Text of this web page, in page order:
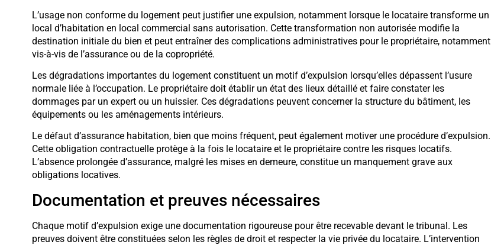
L’usage non conforme du logement peut justifier une expulsion, notamment lorsque le locataire transforme un
local d’habitation en local commercial sans autorisation. Cette transformation non autorisée modifie la
destination initiale du bien et peut entraîner des complications administratives pour le propriétaire, notamment
vis-à-vis de l’assurance ou de la copropriété.
Les dégradations importantes du logement constituent un motif d’expulsion lorsqu’elles dépassent l’usure
normale liée à l’occupation. Le propriétaire doit établir un état des lieux détaillé et faire constater les
dommages par un expert ou un huissier. Ces dégradations peuvent concerner la structure du bâtiment, les
équipements ou les aménagements intérieurs.
Le défaut d’assurance habitation, bien que moins fréquent, peut également motiver une procédure d’expulsion.
Cette obligation contractuelle protège à la fois le locataire et le propriétaire contre les risques locatifs.
L’absence prolongée d’assurance, malgré les mises en demeure, constitue un manquement grave aux
obligations locatives.
Documentation et preuves nécessaires
Chaque motif d’expulsion exige une documentation rigoureuse pour être recevable devant le tribunal. Les
preuves doivent être constituées selon les règles de droit et respecter la vie privée du locataire. L’intervention